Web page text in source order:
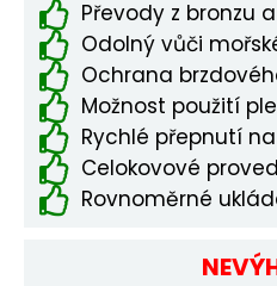
Převody z bronzu
Odolný vůči
Ochrana
Možnost použití
Rychlé přepnutí
Celokovové
Rovnoměrné